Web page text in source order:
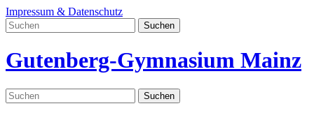
Impressum & Datenschutz
Gutenberg-Gymnasium Mainz